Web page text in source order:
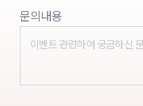
문의내용